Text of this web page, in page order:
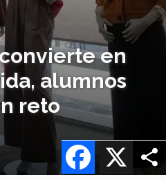
en
alumnos
reto
X
Facebook